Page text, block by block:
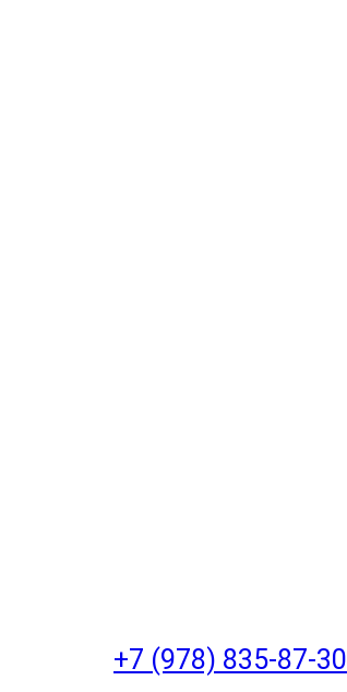
+7 (978) 835-87-30